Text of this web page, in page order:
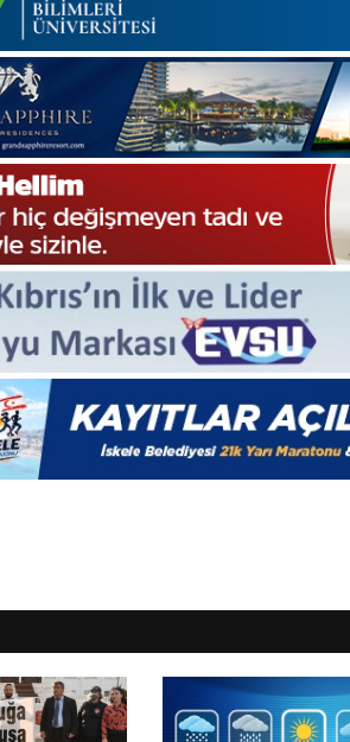
24
Kasım
Pazartesi
2025,
Gıynık
Medya
manşetleri
24 Kasım 2025
24 Kasım Pazartesi 2025, Gıynık
Medya manşetleri